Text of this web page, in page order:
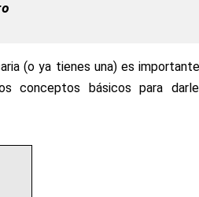
(o ya tienes una) es
conceptos básicos para